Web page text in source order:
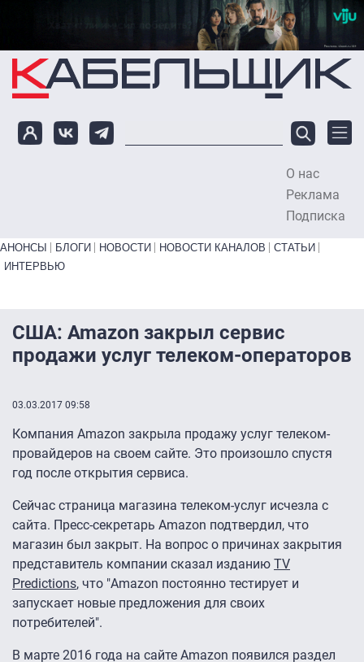
Перейти к основному содержанию
О нас
Реклама
Подписка
Primary links bottom
АНОНСЫ БЛОГИ НОВОСТИ НОВОСТИ КАНАЛОВ
СТАТЬИ
ИНТЕРВЬЮ
США: Amazon закрыл сервис
продажи услуг телеком-операторов
03.03.2017 09:58
Компания Amazon закрыла продажу услуг телеком-
провайдеров на своем сайте. Это произошло спустя
год после открытия сервиса.
Сейчас страница магазина телеком-услуг исчезла с
сайта. Пресс-секретарь Amazon подтвердил, что
магазин был закрыт. На вопрос о причинах закрытия
представитель компании сказал изданию TV
Predictions, что "Amazon постоянно тестирует и
запускает новые предложения для своих
потребителей".
В марте 2016 года на сайте Amazon появился раздел